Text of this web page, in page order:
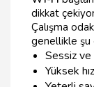
dikkat
Çalışma
genellikle şu
Sessiz ve
Yüksek